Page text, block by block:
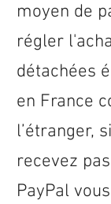
moyen de
régler
détachées
en France
l’étranger,
recevez
PayPal